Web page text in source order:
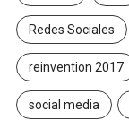
Redes Sociales
reinvention 2017
social media